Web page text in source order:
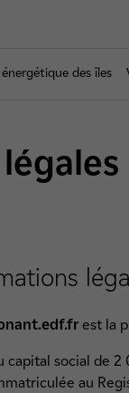
des îles
est la
capital social de 2
au